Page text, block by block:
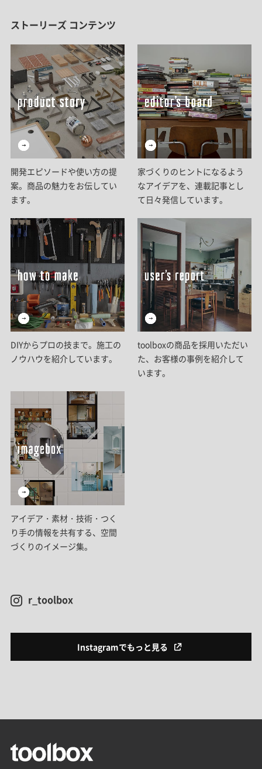
ストーリーズ コンテンツ
開発エピソードや使い方の提
案。商品の魅力をお伝してい
ます。
家づくりのヒントになるよう
なアイデアを、連載記事とし
て日々発信しています。
DIYからプロの技まで。施工の
ノウハウを紹介しています。
toolboxの商品を採用いただい
た、お客様の事例を紹介して
います。
アイデア・素材・技術・つく
り手の情報を共有する、空間
づくりのイメージ集。
r_toolbox
Instagramでもっと見る